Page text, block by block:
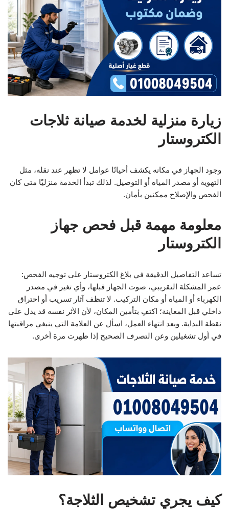
زيارة منزلية لخدمة صيانة ثلاجات
الكتروستار
وجود الجهاز في مكانه يكشف أحيانًا عوامل لا تظهر عند نقله، مثل
التهوية أو مصدر المياه أو التوصيل. لذلك تبدأ الخدمة منزليًا متى كان
الفحص والإصلاح ممكنين بأمان.
معلومة مهمة قبل فحص جهاز
الكتروستار
تساعد التفاصيل الدقيقة في بلاغ الكتروستار على توجيه الفحص:
عمر المشكلة التقريبي، صوت الجهاز قبلها، وأي تغير في مصدر
الكهرباء أو المياه أو مكان التركيب. لا تنظف آثار تسريب أو احتراق
داخلي قبل المعاينة؛ اكتفِ بتأمين المكان، لأن الأثر نفسه قد يدل على
نقطة البداية. وبعد انتهاء العمل، اسأل عن العلامة التي ينبغي مراقبتها
في أول تشغيلين وعن التصرف الصحيح إذا ظهرت مرة أخرى.
كيف يجري تشخيص الثلاجة؟